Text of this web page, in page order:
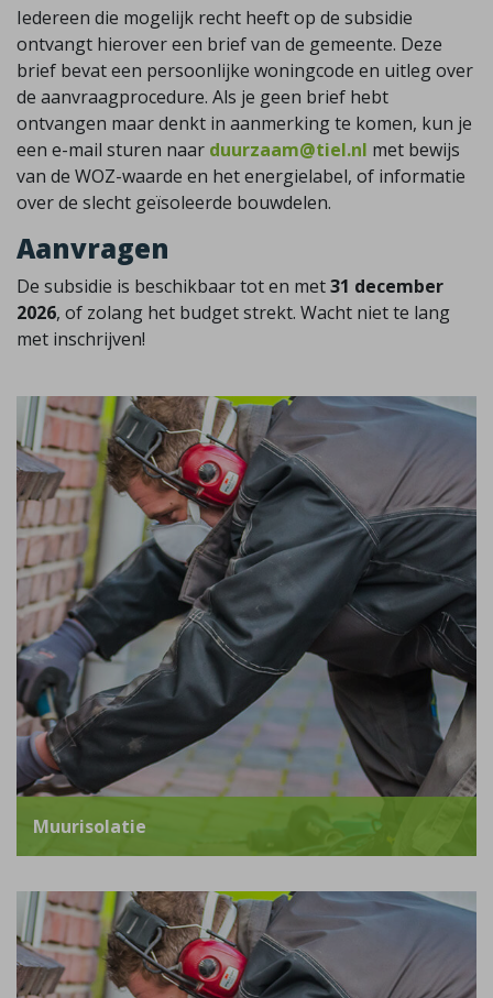
Iedereen die mogelijk recht heeft op de subsidie
ontvangt hierover een brief van de gemeente. Deze
brief bevat een persoonlijke woningcode en uitleg over
de aanvraagprocedure. Als je geen brief hebt
ontvangen maar denkt in aanmerking te komen, kun je
een e-mail sturen naar duurzaam@tiel.nl met bewijs
van de WOZ-waarde en het energielabel, of informatie
over de slecht geïsoleerde bouwdelen.
Aanvragen
De subsidie is beschikbaar tot en met31 december
2026, of zolang het budget strekt. Wacht niet te lang
met inschrijven!
Muurisolatie